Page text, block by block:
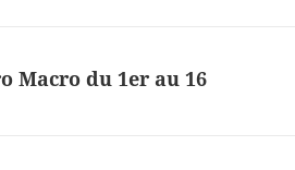
Macro du 1er au 16